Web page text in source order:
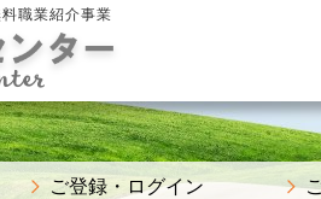
職業紹介事業
ご登録・ログイン